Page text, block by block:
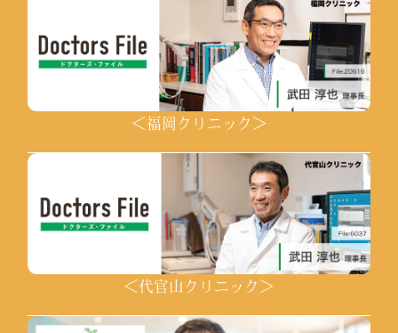
＜福岡クリニック＞
＜代官山クリニック＞